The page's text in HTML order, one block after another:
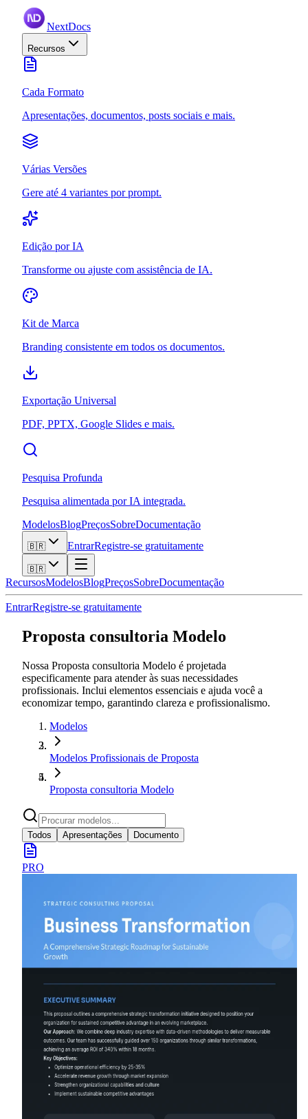
NextDocs
Recursos
Cada Formato
Apresentações, documentos, posts sociais e mais.
Várias Versões
Gere até 4 variantes por prompt.
Edição por IA
Transforme ou ajuste com assistência de IA.
Kit de Marca
Branding consistente em todos os documentos.
Exportação Universal
PDF, PPTX, Google Slides e mais.
Pesquisa Profunda
Pesquisa alimentada por IA integrada.
ModelosBlogPreçosSobreDocumentação
🇧🇷 EntrarRegistre-se gratuitamente
🇧🇷
RecursosModelosBlogPreçosSobreDocumentação
EntrarRegistre-se gratuitamente
Proposta consultoria Modelo
Nossa Proposta consultoria Modelo é projetada
especificamente para atender às suas necessidades
profissionais. Inclui elementos essenciais e ajuda você a
economizar tempo, garantindo clareza e profissionalismo.
Modelos
Modelos Profissionais de Proposta
Proposta consultoria Modelo
Todos Apresentações Documento
PRO